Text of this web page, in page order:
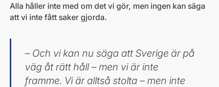
Alla håller inte med om det vi gör, men ingen kan säga
att vi inte fått saker gjorda.
– Och vi kan nu säga att Sverige är på
väg åt rätt håll – men vi är inte
framme. Vi är alltså stolta – men inte